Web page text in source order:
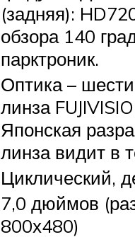
(задняя):
обзора 140
парктроник.
Оптика –
линза
Японская
линза видит в
Циклический,
7,0 дюймов
800х480)